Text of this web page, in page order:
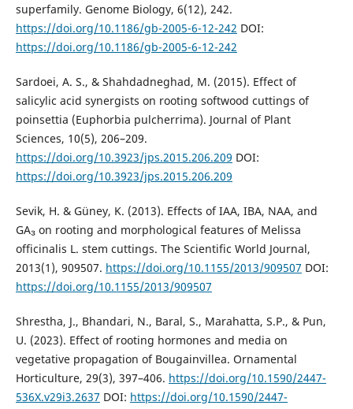
superfamily. Genome Biology, 6(12), 242.
https://doi.org/10.1186/gb-2005-6-12-242 DOI:
https://doi.org/10.1186/gb-2005-6-12-242
Sardoei, A. S., & Shahdadneghad, M. (2015). Effect of
salicylic acid synergists on rooting softwood cuttings of
poinsettia (Euphorbia pulcherrima). Journal of Plant
Sciences, 10(5), 206–209.
https://doi.org/10.3923/jps.2015.206.209 DOI:
https://doi.org/10.3923/jps.2015.206.209
Sevik, H. & Güney, K. (2013). Effects of IAA, IBA, NAA, and
GA₃ on rooting and morphological features of Melissa
officinalis L. stem cuttings. The Scientific World Journal,
2013(1), 909507. https://doi.org/10.1155/2013/909507 DOI:
https://doi.org/10.1155/2013/909507
Shrestha, J., Bhandari, N., Baral, S., Marahatta, S.P., & Pun,
U. (2023). Effect of rooting hormones and media on
vegetative propagation of Bougainvillea. Ornamental
Horticulture, 29(3), 397–406. https://doi.org/10.1590/2447-
536X.v29i3.2637 DOI: https://doi.org/10.1590/2447-